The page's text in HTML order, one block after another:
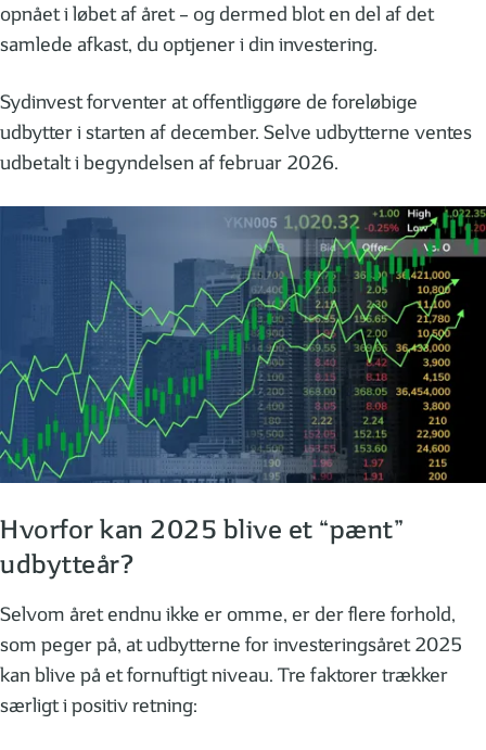
opnået i løbet af året – og dermed blot en del af det
samlede afkast, du optjener i din investering.
Sydinvest forventer at offentliggøre de foreløbige
udbytter i starten af december. Selve udbytterne ventes
udbetalt i begyndelsen af februar 2026.
Hvorfor kan 2025 blive et “pænt”
udbytteår?
Selvom året endnu ikke er omme, er der flere forhold,
som peger på, at udbytterne for investeringsåret 2025
kan blive på et fornuftigt niveau. Tre faktorer trækker
særligt i positiv retning: